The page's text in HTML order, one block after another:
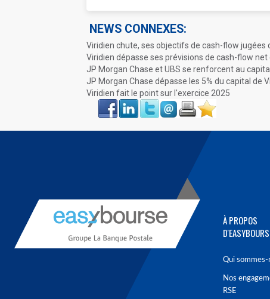
NEWS CONNEXES:
Viridien chute, ses objectifs de cash-flow jugées
Viridien dépasse ses prévisions de cash-flow net
JP Morgan Chase et UBS se renforcent au
JP Morgan Chase dépasse les 5% du capital de
Viridien fait le point sur l'exercice 2025
Face
book
LinkIn Twitter Envoyer ImprimerFavoris
À PROPOS
Qui sommes-
Nos
RSE